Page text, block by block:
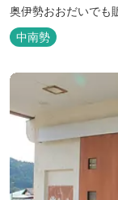
奥伊勢おおだいでも
中南勢